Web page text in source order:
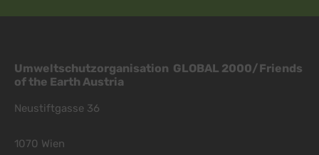
Umweltschutzorganisation GLOBAL 2000/Friends
of the Earth Austria
Neustiftgasse 36
1070 Wien